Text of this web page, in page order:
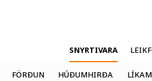
SNYRTIVARA
FÖRÐUN HÚÐUMHIRÐA